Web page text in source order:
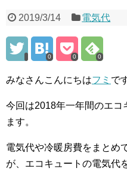
2019/3/14 電気代
0 0 0
みなさんこんにちはフミ で
今回は2018年一年間のエコ
ます。
電気代や冷暖房費をまとめ
が、エコキュートの電気代